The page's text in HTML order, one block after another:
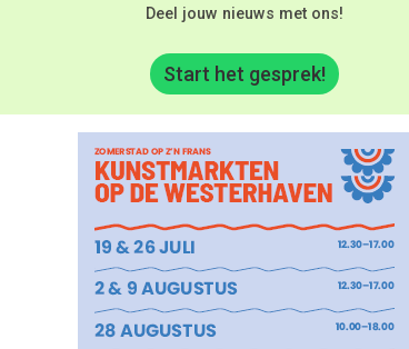
Deel jouw nieuws met ons!
Start het gesprek!